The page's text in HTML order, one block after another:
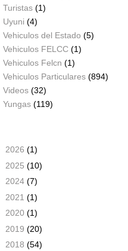
Turistas (1)
Uyuni (4)
Vehiculos del Estado (5)
Vehiculos FELCC (1)
Vehiculos Felcn (1)
Vehiculos Particulares (894)
Videos (32)
Yungas (119)
2026 (1)
2025 (10)
2024 (7)
2021 (1)
2020 (1)
2019 (20)
2018 (54)